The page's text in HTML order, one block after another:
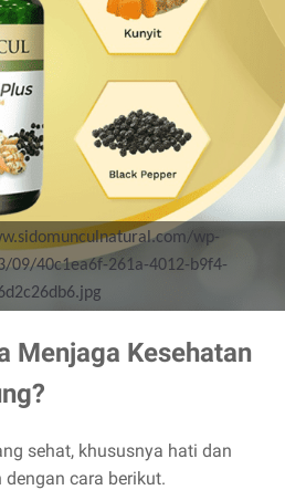
wp-
09/40c1ea6f-261a-4012-b9f4-
Menjaga Kesehatan
sehat, khususnya hati dan
cara berikut.